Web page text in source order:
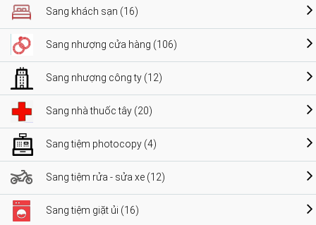
Sang khách sạn (16)
Sang nhượng cửa hàng (106)
Sang nhượng công ty (12)
Sang nhà thuốc tây (20)
Sang tiệm photocopy (4)
Sang tiệm rửa - sửa xe (12)
Sang tiệm giặt ủi (16)